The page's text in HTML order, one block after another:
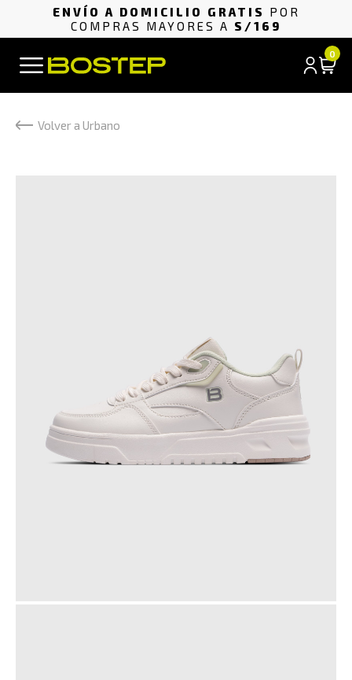
ENVÍO A DOMICILIO GRATIS
POR
COMPRAS MAYORES A S/169
0
Volver a Urbano